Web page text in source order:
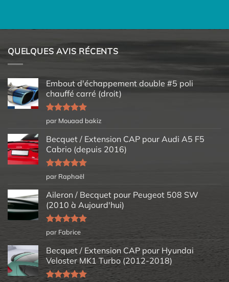
QUELQUES AVIS RÉCENTS
Embout d'échappement double #5 poli
chauffé carré (droit)
Note5sur
5
par Mouaad bakiz
Becquet / Extension CAP pour Audi A5 F5
Cabrio (depuis 2016)
Note5sur
5
par Raphaël
Aileron / Becquet pour Peugeot 508 SW
(2010 à Aujourd'hui)
Note5sur
5
par Fabrice
Becquet / Extension CAP pour Hyundai
Veloster MK1 Turbo (2012-2018)